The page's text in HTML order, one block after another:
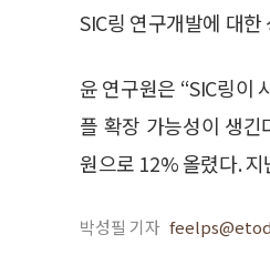
SIC링 연구개발에 대
윤 연구원은 “SIC링이
플 확장 가능성이 생긴
원으로 12% 올렸다.
박성필 기자